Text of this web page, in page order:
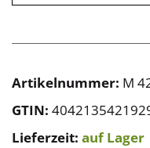
Artikelnummer: M
GTIN:
Lieferzeit: auf Lager